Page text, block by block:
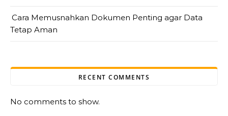
Cara Memusnahkan Dokumen Penting agar Data
Tetap Aman
RECENT COMMENTS
No comments to show.